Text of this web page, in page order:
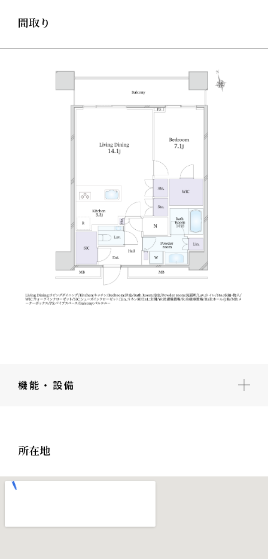
間取り
機能・設備
所在地